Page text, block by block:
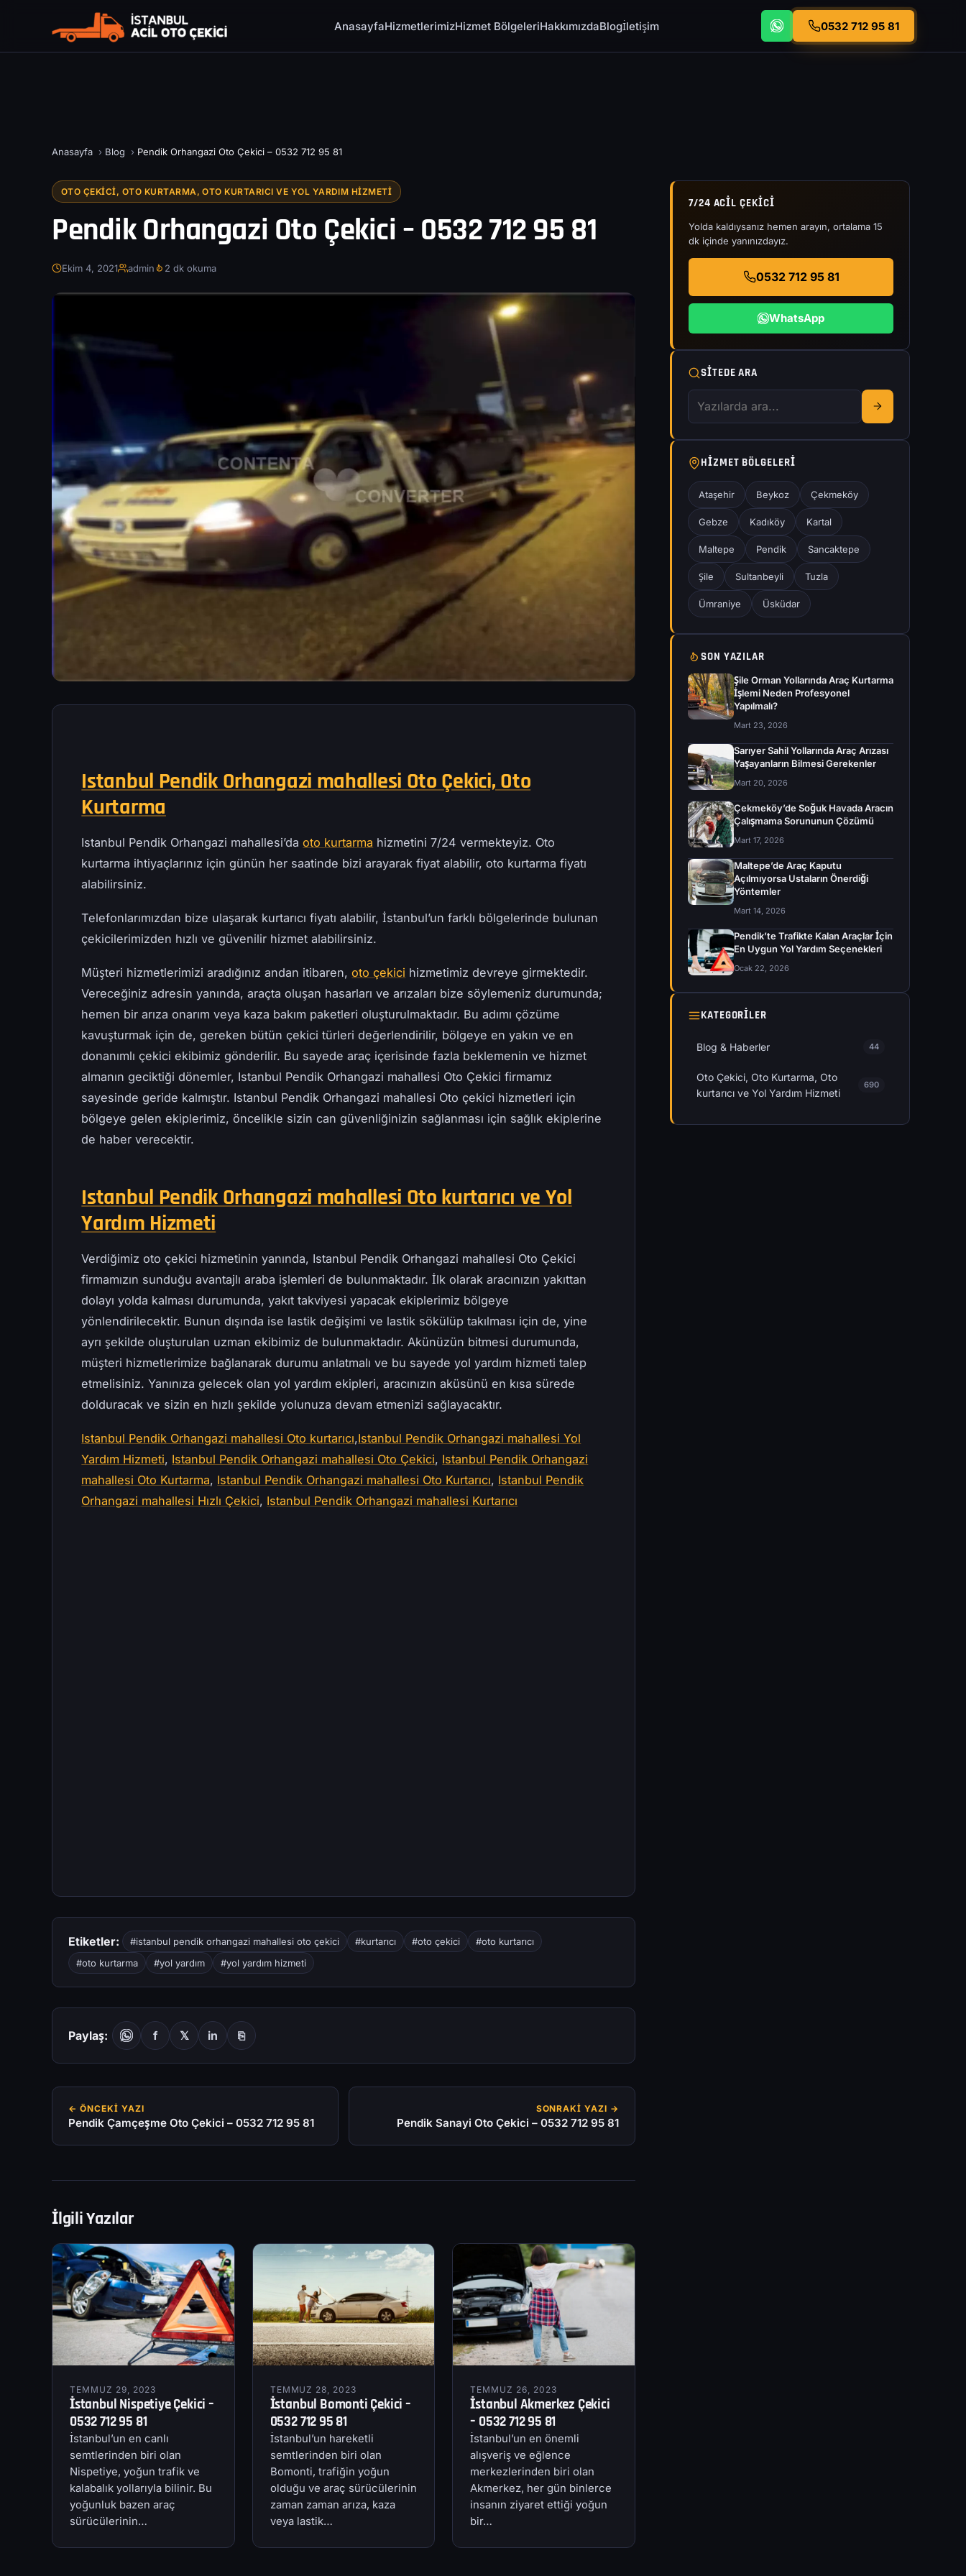
AnasayfaHizmetlerimizHizmet BölgeleriHakkımızdaBlogİletişim 0532 712 95 81
Anasayfa › Blog › Pendik Orhangazi Oto Çekici – 0532 712 95 81
OTO ÇEKICI, OTO KURTARMA, OTO KURTARICI VE YOL YARDIM HIZMETI
Pendik Orhangazi Oto Çekici – 0532 712 95 81
Ekim 4, 2021 admin 2 dk okuma
Istanbul Pendik Orhangazi mahallesi Oto Çekici, Oto
Kurtarma
Istanbul Pendik Orhangazi mahallesi’daoto kurtarma hizmetini 7/24 vermekteyiz. Oto
kurtarma ihtiyaçlarınız için günün her saatinde bizi arayarak fiyat alabilir, oto kurtarma fiyatı
alabilirsiniz.
Telefonlarımızdan bize ulaşarak kurtarıcı fiyatı alabilir, İstanbul’un farklı bölgelerinde bulunan
çekicilerimizden hızlı ve güvenilir hizmet alabilirsiniz.
Müşteri hizmetlerimizi aradığınız andan itibaren,oto çekici hizmetimiz devreye girmektedir.
Vereceğiniz adresin yanında, araçta oluşan hasarları ve arızaları bize söylemeniz durumunda;
hemen bir arıza onarım veya kaza bakım paketleri oluşturulmaktadır. Bu adımı çözüme
kavuşturmak için de, gereken bütün çekici türleri değerlendirilir, bölgeye en yakın ve en
donanımlı çekici ekibimiz gönderilir. Bu sayede araç içerisinde fazla beklemenin ve hizmet
almanın geciktiği dönemler, Istanbul Pendik Orhangazi mahallesi Oto Çekici firmamız
sayesinde geride kalmıştır. Istanbul Pendik Orhangazi mahallesi Oto çekici hizmetleri için
bölgeye gelen ekiplerimiz, öncelikle sizin can güvenliğinizin sağlanması için sağlık ekiplerine
de haber verecektir.
Istanbul Pendik Orhangazi mahallesi Oto kurtarıcı ve Yol
Yardım Hizmeti
Verdiğimiz oto çekici hizmetinin yanında, Istanbul Pendik Orhangazi mahallesi Oto Çekici
firmamızın sunduğu avantajlı araba işlemleri de bulunmaktadır. İlk olarak aracınızın yakıttan
dolayı yolda kalması durumunda, yakıt takviyesi yapacak ekiplerimiz bölgeye
yönlendirilecektir. Bunun dışında ise lastik değişimi ve lastik sökülüp takılması için de, yine
ayrı şekilde oluşturulan uzman ekibimiz de bulunmaktadır. Akünüzün bitmesi durumunda,
müşteri hizmetlerimize bağlanarak durumu anlatmalı ve bu sayede yol yardım hizmeti talep
etmelisiniz. Yanınıza gelecek olan yol yardım ekipleri, aracınızın aküsünü en kısa sürede
dolduracak ve sizin en hızlı şekilde yolunuza devam etmenizi sağlayacaktır.
Istanbul Pendik Orhangazi mahallesi Oto kurtarıcı,Istanbul Pendik Orhangazi mahallesi Yol
Yardım Hizmeti, Istanbul Pendik Orhangazi mahallesi Oto Çekici, Istanbul Pendik Orhangazi
mahallesi Oto Kurtarma, Istanbul Pendik Orhangazi mahallesi Oto Kurtarıcı, Istanbul Pendik
Orhangazi mahallesi Hızlı Çekici, Istanbul Pendik Orhangazi mahallesi Kurtarıcı
Etiketler: #istanbul pendik orhangazi mahallesi oto çekici #kurtarıcı #oto çekici
#oto kurtarıcı
#oto kurtarma
#yol yardım #yol yardım hizmeti
Paylaş: f 𝕏 in ⎘
← ÖNCEKI YAZI
Pendik Çamçeşme Oto Çekici – 0532 712 95 81
SONRAKI YAZI →
Pendik Sanayi Oto Çekici – 0532 712 95 81
İlgili Yazılar
TEMMUZ 29, 2023
İstanbul Nispetiye Çekici –
0532 712 95 81
İstanbul’un en canlı
semtlerinden biri olan
Nispetiye, yoğun trafik ve
kalabalık yollarıyla bilinir. Bu
yoğunluk bazen araç
sürücülerinin…
TEMMUZ 28, 2023
İstanbul Bomonti Çekici –
0532 712 95 81
İstanbul’un hareketli
semtlerinden biri olan
Bomonti, trafiğin yoğun
olduğu ve araç sürücülerinin
zaman zaman arıza, kaza
veya lastik…
TEMMUZ 26, 2023
İstanbul Akmerkez Çekici
– 0532 712 95 81
İstanbul’un en önemli
alışveriş ve eğlence
merkezlerinden biri olan
Akmerkez, her gün binlerce
insanın ziyaret ettiği yoğun
bir…
7/24 ACIL ÇEKICI
Yolda kaldıysanız hemen arayın, ortalama 15
dk içinde yanınızdayız.
0532 712 95 81
WhatsApp
SITEDE ARA
HIZMET BÖLGELERI
Ataşehir Beykoz Çekmeköy
Gebze Kadıköy Kartal
Maltepe Pendik Sancaktepe
Şile Sultanbeyli Tuzla
Ümraniye Üsküdar
SON YAZILAR
Şile Orman Yollarında Araç Kurtarma
İşlemi Neden Profesyonel
Yapılmalı?
Mart 23, 2026
Sarıyer Sahil Yollarında Araç Arızası
Yaşayanların Bilmesi Gerekenler
Mart 20, 2026
Çekmeköy’de Soğuk Havada Aracın
Çalışmama Sorununun Çözümü
Mart 17, 2026
Maltepe’de Araç Kaputu
Açılmıyorsa Ustaların Önerdiği
Yöntemler
Mart 14, 2026
Pendik’te Trafikte Kalan Araçlar İçin
En Uygun Yol Yardım Seçenekleri
Ocak 22, 2026
KATEGORILER
Blog & Haberler 44
Oto Çekici, Oto Kurtarma, Oto
kurtarıcı ve Yol Yardım Hizmeti
690